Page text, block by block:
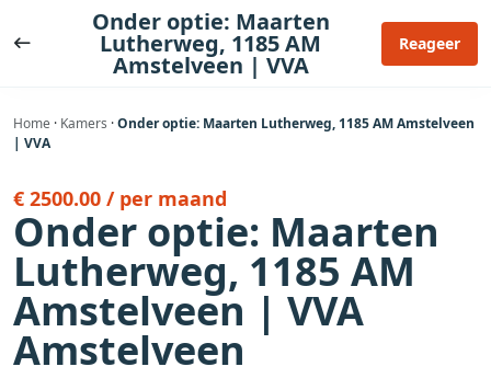
naar
Onder optie: Maarten
Lutherweg, 1185 AM
Amstelveen | VVA
Reageer
Home · Kamers ·Onder optie: Maarten Lutherweg, 1185 AM Amstelveen
| VVA
€ 2500.00 / per maand
Onder optie: Maarten
Lutherweg, 1185 AM
Amstelveen | VVA
Amstelveen